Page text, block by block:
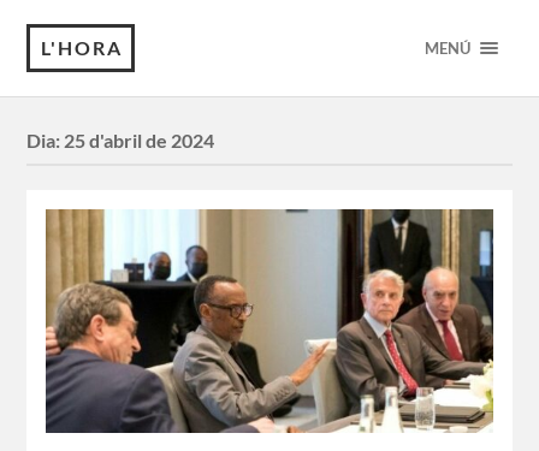
L'HORA MENÚ
Dia: 25 d'abril de 2024